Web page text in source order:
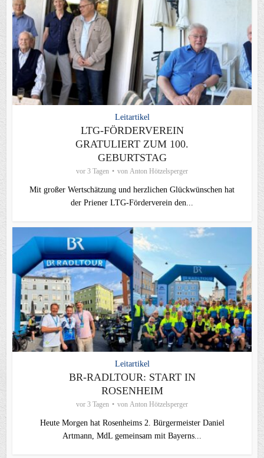
Leitartikel
LTG-FÖRDERVEREIN
GRATULIERT ZUM 100.
GEBURTSTAG
vor 3 Tagen von Anton Hötzelsperger
Mit großer Wertschätzung und herzlichen Glückwünschen hat
der Priener LTG‑Förderverein den...
Leitartikel
BR-RADLTOUR: START IN
ROSENHEIM
vor 3 Tagen von Anton Hötzelsperger
Heute Morgen hat Rosenheims 2. Bürgermeister Daniel
Artmann, MdL gemeinsam mit Bayerns...